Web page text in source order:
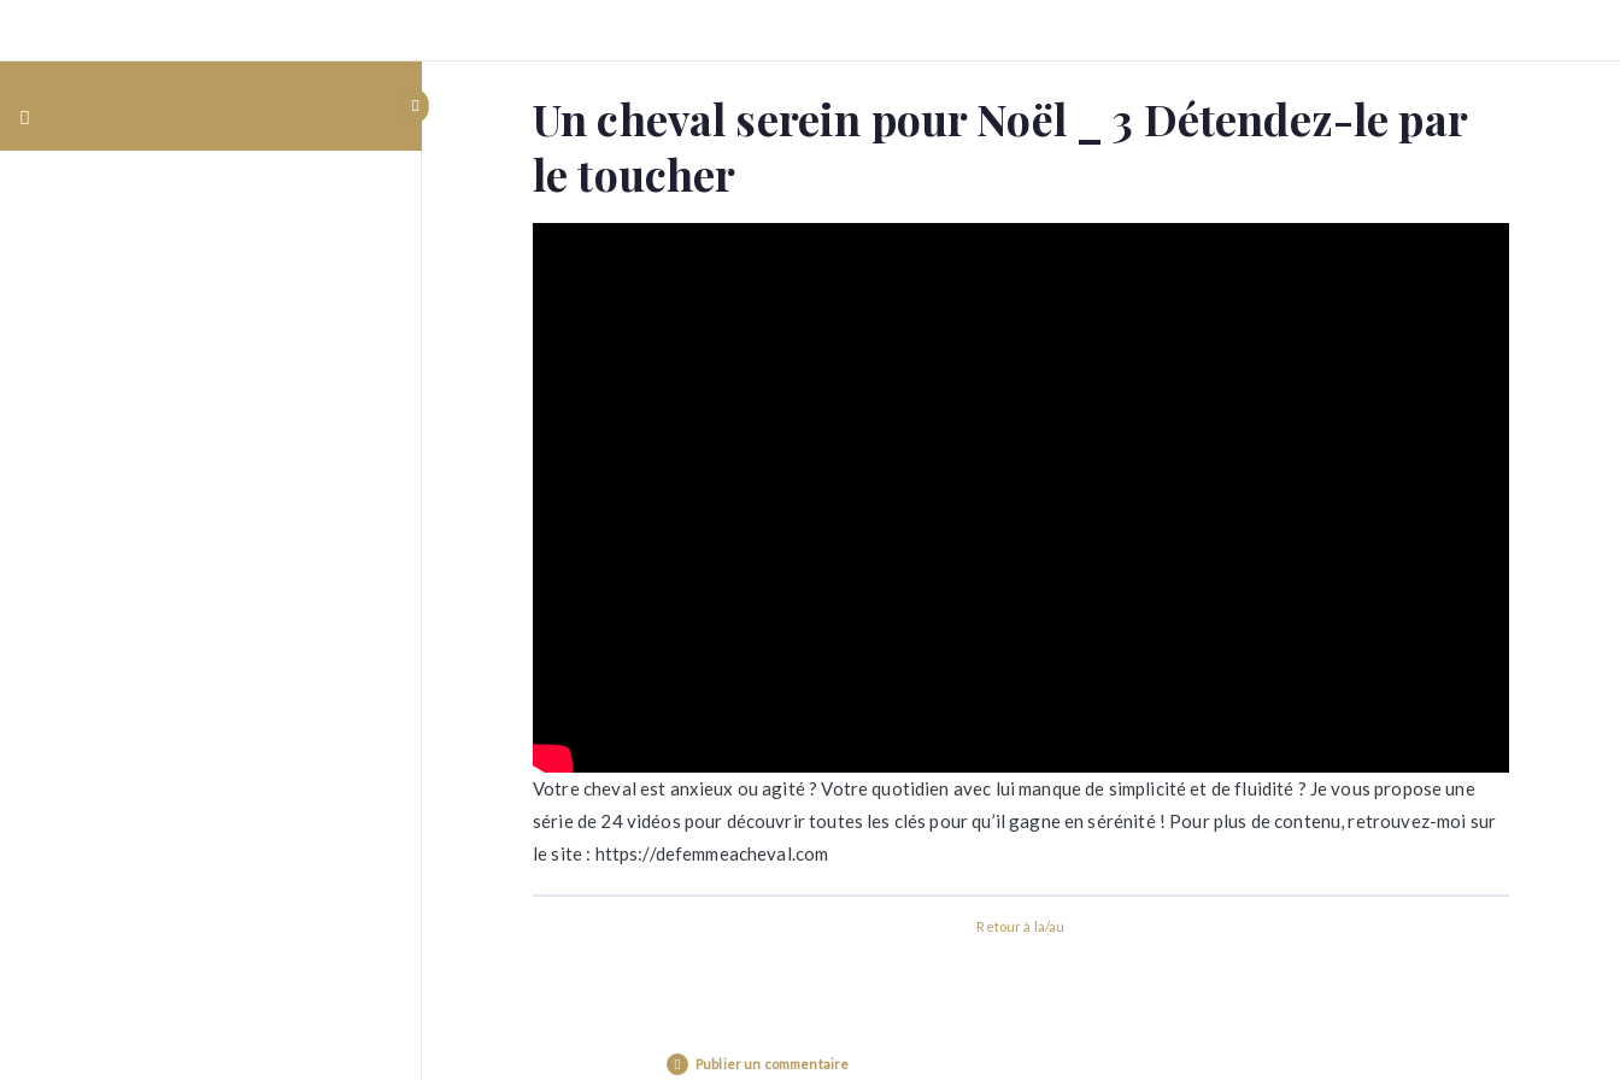
Un cheval serein pour Noël _ 3 Détendez-le par
le toucher
Votre cheval est anxieux ou agité ? Votre quotidien avec lui manque de simplicité et de fluidité ? Je vous propose une
série de 24 vidéos pour découvrir toutes les clés pour qu’il gagne en sérénité ! Pour plus de contenu, retrouvez-moi sur
le site : https://defemmeacheval.com
Retour à la/au
Publier un commentaire